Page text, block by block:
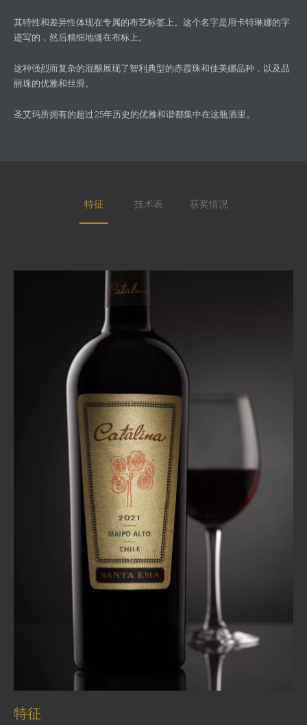
其特性和差异性体现在专属的布艺标签上。这个名字是用卡特琳娜的字
迹写的，然后精细地缝在布标上。
这种强烈而复杂的混酿展现了智利典型的赤霞珠和佳美娜品种，以及品
丽珠的优雅和丝滑。
圣艾玛所拥有的超过25年历史的优雅和谐都集中在这瓶酒里。
特征 技术表 获奖情况
特征